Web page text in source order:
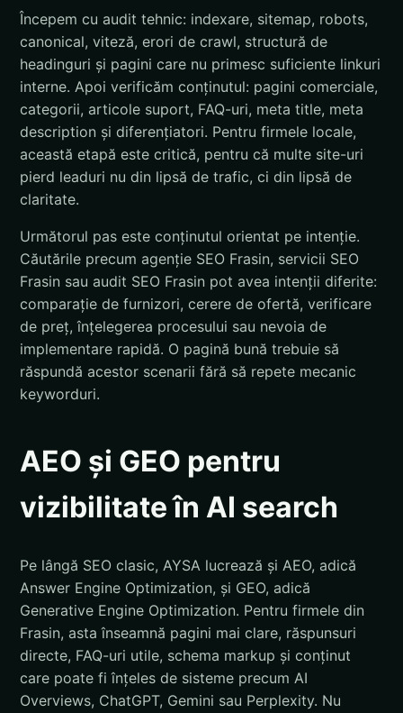
Începem cu audit tehnic: indexare, sitemap, robots,
canonical, viteză, erori de crawl, structură de
headinguri și pagini care nu primesc suficiente linkuri
interne. Apoi verificăm conținutul: pagini comerciale,
categorii, articole suport, FAQ-uri, meta title, meta
description și diferențiatori. Pentru firmele locale,
această etapă este critică, pentru că multe site-uri
pierd leaduri nu din lipsă de trafic, ci din lipsă de
claritate.
Următorul pas este conținutul orientat pe intenție.
Căutările precum agenție SEO Frasin, servicii SEO
Frasin sau audit SEO Frasin pot avea intenții diferite:
comparație de furnizori, cerere de ofertă, verificare
de preț, înțelegerea procesului sau nevoia de
implementare rapidă. O pagină bună trebuie să
răspundă acestor scenarii fără să repete mecanic
keyworduri.
AEO și GEO pentru
vizibilitate în AI search
Pe lângă SEO clasic, AYSA lucrează și AEO, adică
Answer Engine Optimization, și GEO, adică
Generative Engine Optimization. Pentru firmele din
Frasin, asta înseamnă pagini mai clare, răspunsuri
directe, FAQ-uri utile, schema markup și conținut
care poate fi înțeles de sisteme precum AI
Overviews, ChatGPT, Gemini sau Perplexity. Nu